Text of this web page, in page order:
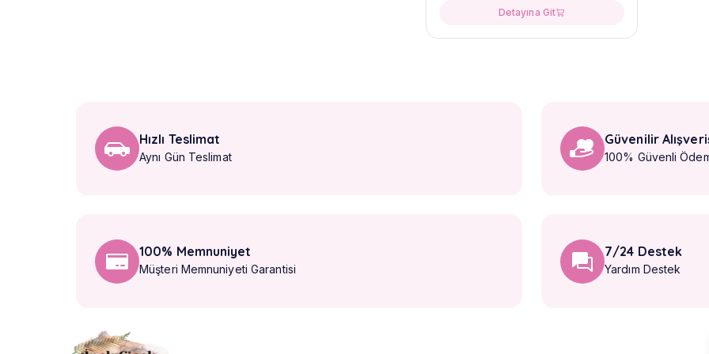
Detayına Git
Hızlı Teslimat
Aynı Gün Teslimat
Güvenilir
100% Güvenli
100% Memnuniyet
Müşteri Memnuniyeti Garantisi
7/24 Destek
Yardım Destek